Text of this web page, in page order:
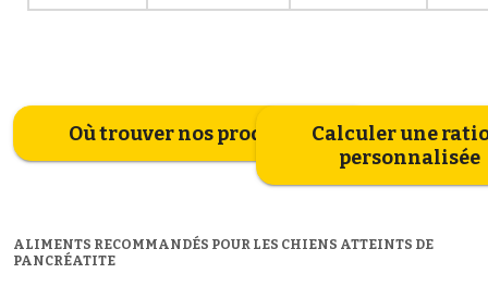
Où trouver nos produits ?Calculer une
personnalisée
ALIMENTS RECOMMANDÉS POUR LES CHIENS ATTEINTS DE
PANCRÉATITE